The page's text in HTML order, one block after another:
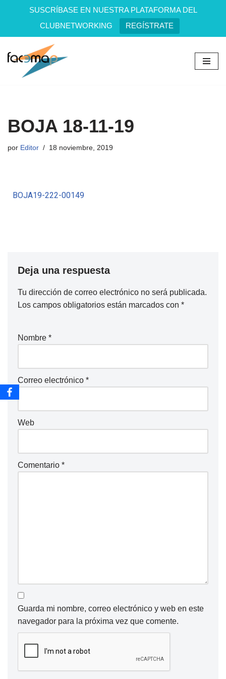
SUSCRÍBASE EN NUESTRA PLATAFORMA DEL
CLUBNETWORKING
REGÍSTRATE
Saltar
BOJA 18-11-19
por Editor 18 noviembre, 2019
BOJA19-222-00149
Deja una respuesta
Tu dirección de correo electrónico no será publicada.
Los campos obligatorios están marcados con *
Nombre *
Correo electrónico *
Web
Comentario *
Guarda mi nombre, correo electrónico y web en este
navegador para la próxima vez que comente.